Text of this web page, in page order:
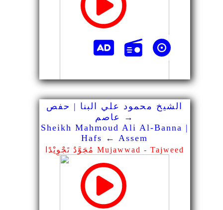
الشيخ محمود علي البنا | حفص
→ عاصم
Sheikh Mahmoud Ali Al-Banna |
Hafs ← Assem
مُجَوَّدٌ تَجْوِيْدًا Mujawwad - Tajweed